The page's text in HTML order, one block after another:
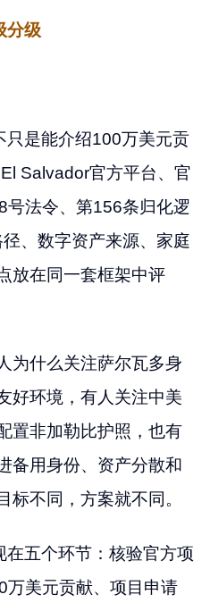
分级
只是能介绍100万美元贡
Salvador官方平台、官
号法令、第156条归化逻
、数字资产来源、家庭
放在同一套框架中评
为什么关注萨尔瓦多身
好环境，有人关注中美
置非加勒比护照，也有
备用身份、资产分散和
标不同，方案就不同。
五个环节：核验官方项
万美元贡献、项目申请